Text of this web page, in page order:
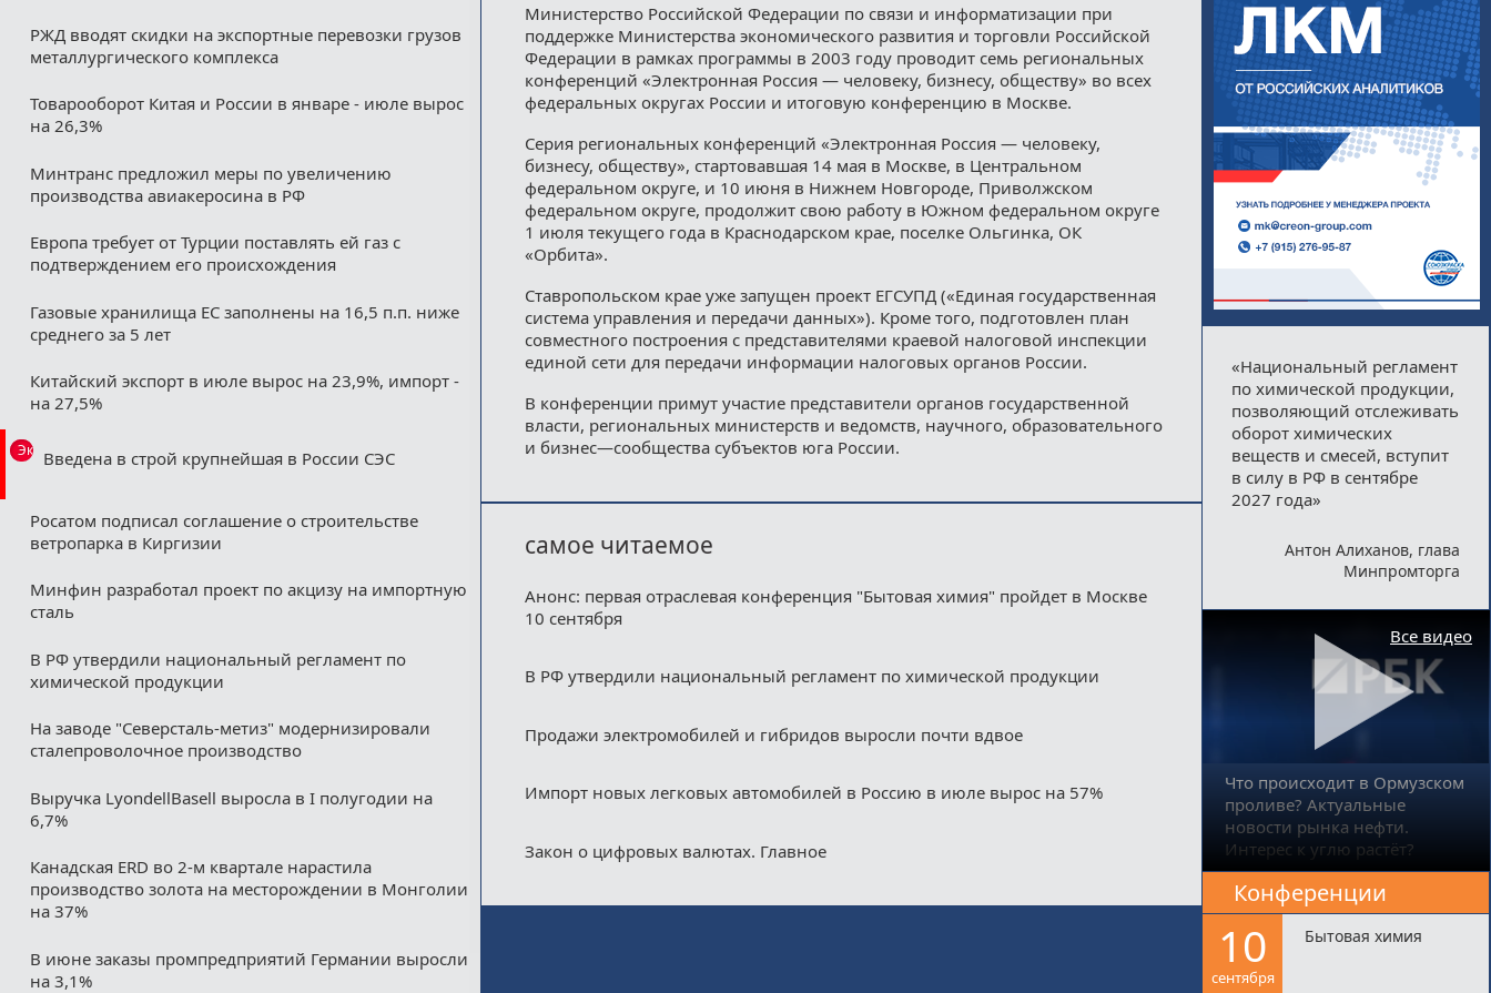
РЖД вводят скидки на экспортные перевозки грузов
металлургического комплекса
Товарооборот Китая и России в январе - июле вырос
на 26,3%
Минтранс предложил меры по увеличению
производства авиакеросина в РФ
Европа требует от Турции поставлять ей газ с
подтверждением его происхождения
Газовые хранилища ЕС заполнены на 16,5 п.п. ниже
среднего за 5 лет
Китайский экспорт в июле вырос на 23,9%, импорт -
на 27,5%
Эксклюзив
Введена в строй крупнейшая в России СЭС
Росатом подписал соглашение о строительстве
ветропарка в Киргизии
Минфин разработал проект по акцизу на импортную
сталь
В РФ утвердили национальный регламент по
химической продукции
На заводе "Северсталь-метиз" модернизировали
сталепроволочное производство
Выручка LyondellBasell выросла в I полугодии на
6,7%
Канадская ERD во 2-м квартале нарастила
производство золота на месторождении в Монголии
на 37%
В июне заказы промпредприятий Германии выросли
на 3,1%
Министерство Российской Федерации по связи и информатизации при
поддержке Министерства экономического развития и торговли Российской
Федерации в рамках программы в 2003 году проводит семь региональных
конференций «Электронная Россия — человеку, бизнесу, обществу» во всех
федеральных округах России и итоговую конференцию в Москве.
Серия региональных конференций «Электронная Россия — человеку,
бизнесу, обществу», стартовавшая 14 мая в Москве, в Центральном
федеральном округе, и 10 июня в Нижнем Новгороде, Приволжском
федеральном округе, продолжит свою работу в Южном федеральном округе
1 июля текущего года в Краснодарском крае, поселке Ольгинка, ОК
«Орбита».
Ставропольском крае уже запущен проект ЕГСУПД («Единая государственная
система управления и передачи данных»). Кроме того, подготовлен план
совместного построения с представителями краевой налоговой инспекции
единой сети для передачи информации налоговых органов России.
В конференции примут участие представители органов государственной
власти, региональных министерств и ведомств, научного, образовательного
и бизнес—сообщества субъектов юга России.
самое читаемое
Анонс: первая отраслевая конференция "Бытовая химия" пройдет в Москве
10 сентября
В РФ утвердили национальный регламент по химической продукции
Продажи электромобилей и гибридов выросли почти вдвое
Импорт новых легковых автомобилей в Россию в июле вырос на 57%
Закон о цифровых валютах. Главное
«Национальный регламент
по химической продукции,
позволяющий отслеживать
оборот химических
веществ и смесей, вступит
в силу в РФ в сентябре
2027 года»
Антон Алиханов, глава
Минпромторга
Что происходит в Ормузском
проливе? Актуальные
новости рынка нефти.
Интерес к углю растёт?
Все видео
Конференции
10
сентября
Бытовая химия